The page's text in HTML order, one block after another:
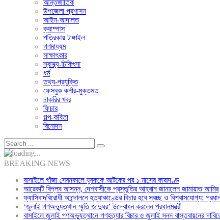
আন্তর্জাতিক
উপজেলা প্রশাসন
আইন-আদালত
ক্যাম্পাস
পত্রিকায় টাঙ্গাইল
গণমাধ্যম
সাক্ষাৎকার
স্বাস্থ্য-চিকিৎসা
ধর্ম
তথ্য-প্রযুক্তি
ফেসবুক কর্নার-মুক্তমত
চাকরির খবর
ফিচার
গল্প-কবিতা
বিনোদন
BREAKING NEWS
বাসাইলে গাঁজা সেবনকালে যুবককে আটকের পর ১ মাসের কারাদণ্ড
আরেকটি বিপ্লব আসন্ন, দেশবাসীকে প্রস্তুতির আহ্বান জানালেন জামায়াত আমির
ফ্যাসিবাদবিরোধী আন্দোলনে হত্যাকাণ্ডের বিচার হবে স্বচ্ছ ও বিশ্বাসযোগ্য:
‘জুলাই গণঅভ্যুত্থান স্মৃতি জাদুঘর’ উদ্বোধন করলেন প্রধানমন্ত্রী
বাসাইলে জুলাই গণঅভ্যুত্থানে গণহত্যার বিচার ও জুলাই সনদ বাস্তবায়নের